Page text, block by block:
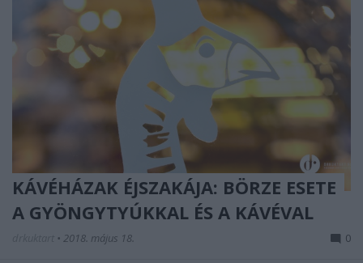
KÁVÉHÁZAK ÉJSZAKÁJA: BÖRZE ESETE
A GYÖNGYTYÚKKAL ÉS A KÁVÉVAL
• 2018. május 18. 0